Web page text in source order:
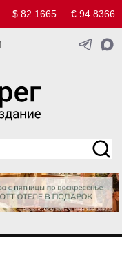
$ 82.1665 € 94.8366